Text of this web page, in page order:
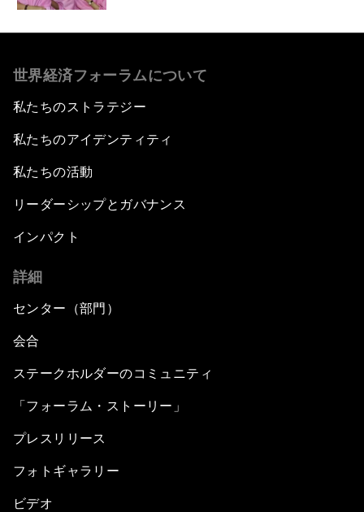
世界経済フォーラムについて
私たちのストラテジー
私たちのアイデンティティ
私たちの活動
リーダーシップとガバナンス
インパクト
詳細
センター（部門）
会合
ステークホルダーのコミュニティ
「フォーラム・ストーリー」
プレスリリース
フォトギャラリー
ビデオ